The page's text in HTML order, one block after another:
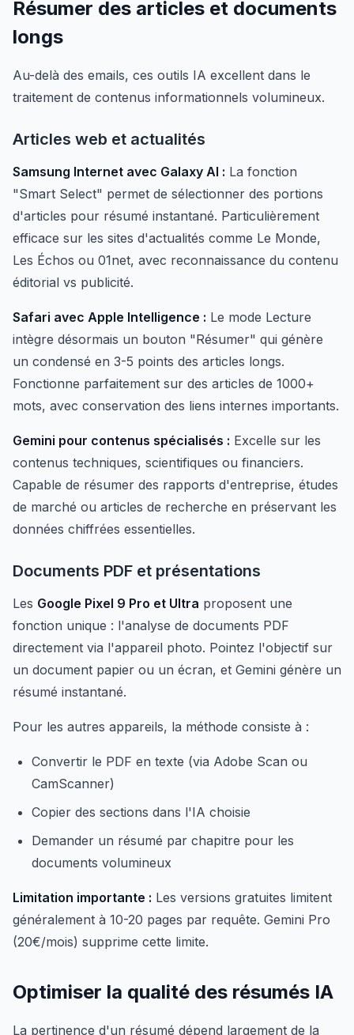
Résumer des articles et documents
longs
Au-delà des emails, ces outils IA excellent dans le
traitement de contenus informationnels volumineux.
Articles web et actualités
Samsung Internet avec Galaxy AI : La fonction
"Smart Select" permet de sélectionner des portions
d'articles pour résumé instantané. Particulièrement
efficace sur les sites d'actualités comme Le Monde,
Les Échos ou 01net, avec reconnaissance du contenu
éditorial vs publicité.
Safari avec Apple Intelligence : Le mode Lecture
intègre désormais un bouton "Résumer" qui génère
un condensé en 3-5 points des articles longs.
Fonctionne parfaitement sur des articles de 1000+
mots, avec conservation des liens internes importants.
Gemini pour contenus spécialisés : Excelle sur les
contenus techniques, scientifiques ou financiers.
Capable de résumer des rapports d'entreprise, études
de marché ou articles de recherche en préservant les
données chiffrées essentielles.
Documents PDF et présentations
Les Google Pixel 9 Pro et Ultra proposent une
fonction unique : l'analyse de documents PDF
directement via l'appareil photo. Pointez l'objectif sur
un document papier ou un écran, et Gemini génère un
résumé instantané.
Pour les autres appareils, la méthode consiste à :
Convertir le PDF en texte (via Adobe Scan ou
CamScanner)
Copier des sections dans l'IA choisie
Demander un résumé par chapitre pour les
documents volumineux
Limitation importante : Les versions gratuites limitent
généralement à 10-20 pages par requête. Gemini Pro
(20€/mois) supprime cette limite.
Optimiser la qualité des résumés IA
La pertinence d'un résumé dépend largement de la